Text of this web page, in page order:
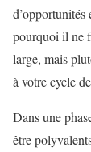
d’opportunités
pourquoi il ne
large, mais
à votre cycle
Dans une
être